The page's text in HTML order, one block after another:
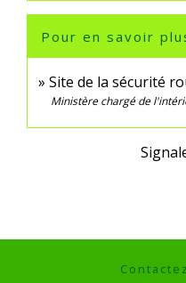
Pour en savoir
Site de la sécurité
Ministère chargé de